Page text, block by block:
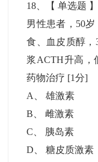
18 、【单选题 】
男性患者，50
食、血皮质醇，
浆ACTH升高，
药物治疗 [1分]
A
、雄激素
B 、雌激素
C
胰岛素
D 、糖皮质激素